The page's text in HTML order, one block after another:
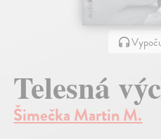
Telesná
Šimečka Martin M.